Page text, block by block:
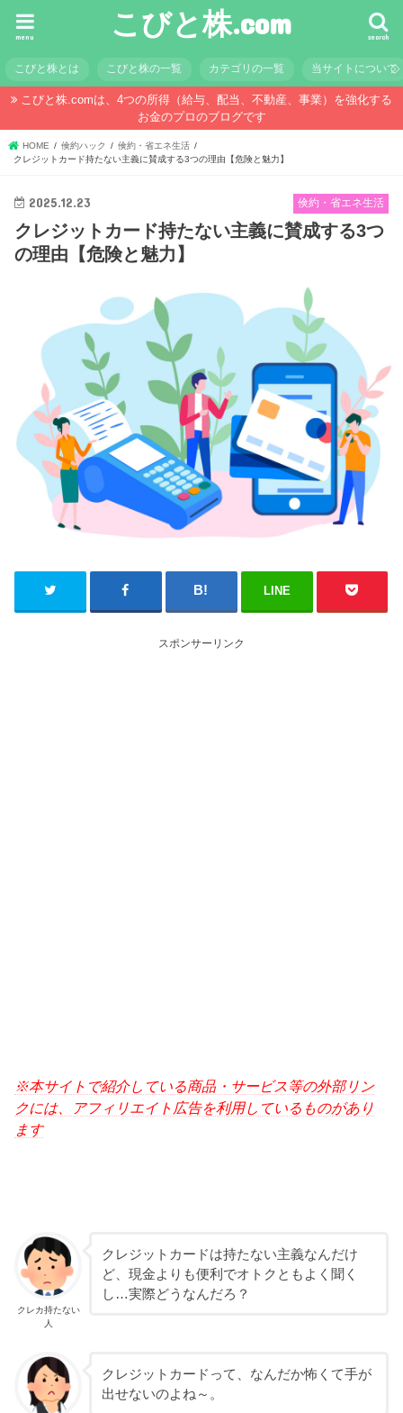
こびと株.com search
menu
こびと株とは こびと株の一覧 カテゴリの一覧 当サイトについて
こびと株.comは、4つの所得（給与、配当、不動産、事業）を強化する
お金のプロのブログです
HOME 倹約ハック
倹約・省エネ生活
クレジットカード持たない主義に賛成する3つの理由【危険と魅力】
倹約・省エネ生活
2025.12.23
クレジットカード持たない主義に賛成する3つ
の理由【危険と魅力】
LINE
スポンサーリンク
※本サイトで紹介している商品・サービス等の外部リン
クには、アフィリエイト広告を利用しているものがあり
ます
クレカ持たない
人
クレジットカードは持たない主義なんだけ
ど、現金よりも便利でオトクともよく聞く
し…実際どうなんだろ？
クレジットカードって、なんだか怖くて手が
出せないのよね～。